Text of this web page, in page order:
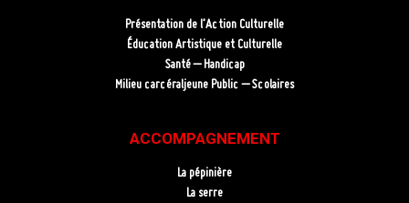
Présentation de l’Action Culturelle
Éducation Artistique et Culturelle
Santé – Handicap
Milieu carcéraljeune Public – Scolaires
ACCOMPAGNEMENT
La pépinière
La serre